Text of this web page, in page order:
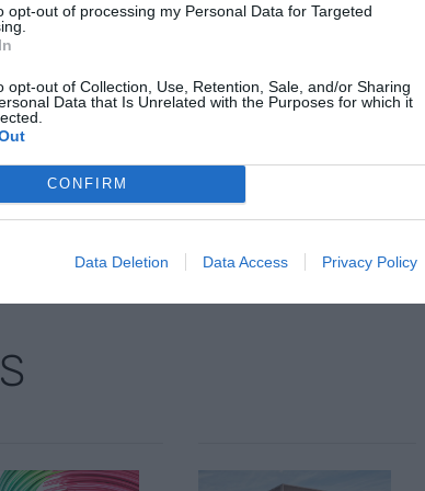
opt-out of processing my Personal Data for Targeted
opt-out of Collection, Use, Retention, Sale, and/or Sharing
Data that Is Unrelated with the Purposes for which it
CONFIRM
Data Deletion Data Access Privacy Policy
ha rebut el premi lideratge indústrial en
que reconeix la solució innovadora que
de la indústria".
preferida de Google de forma
d'actualitat